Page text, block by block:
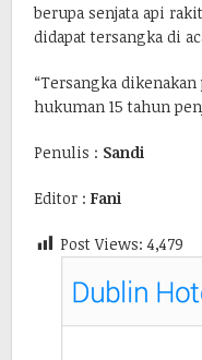
berupa senjata api
didapat tersangka di
“Tersangka
hukuman 15 tahun
Penulis : Sandi
Editor : Fani
Post Views: 4,479